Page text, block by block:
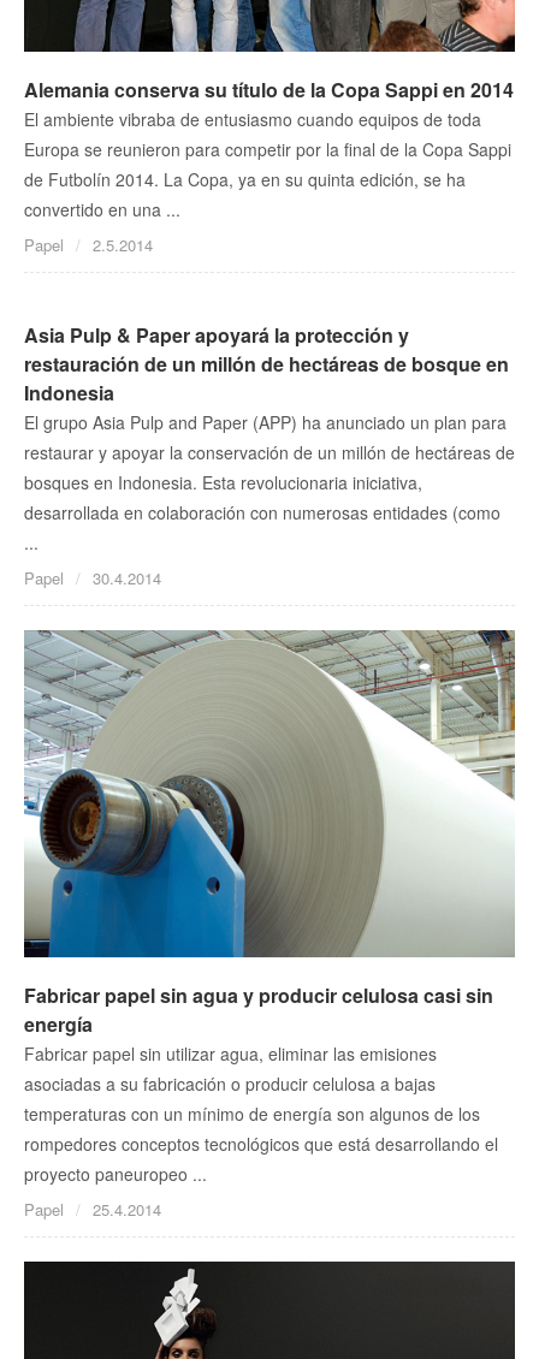
Alemania conserva su título de la Copa Sappi en 2014
El ambiente vibraba de entusiasmo cuando equipos de toda
Europa se reunieron para competir por la final de la Copa Sappi
de Futbolín 2014. La Copa, ya en su quinta edición, se ha
convertido en una ...
Papel 2.5.2014
Asia Pulp & Paper apoyará la protección y
restauración de un millón de hectáreas de bosque en
Indonesia
El grupo Asia Pulp and Paper (APP) ha anunciado un plan para
restaurar y apoyar la conservación de un millón de hectáreas de
bosques en Indonesia. Esta revolucionaria iniciativa,
desarrollada en colaboración con numerosas entidades (como
...
Papel 30.4.2014
Fabricar papel sin agua y producir celulosa casi sin
energía
Fabricar papel sin utilizar agua, eliminar las emisiones
asociadas a su fabricación o producir celulosa a bajas
temperaturas con un mínimo de energía son algunos de los
rompedores conceptos tecnológicos que está desarrollando el
proyecto paneuropeo ...
Papel 25.4.2014